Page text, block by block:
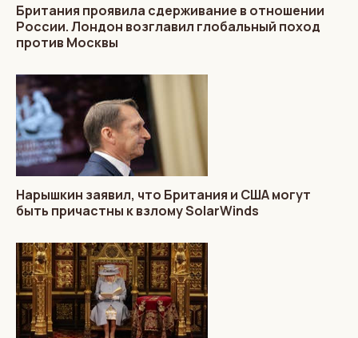
Британия проявила сдерживание в отношении
России. Лондон возглавил глобальный поход
против Москвы
Нарышкин заявил, что Британия и США могут
быть причастны к взлому SolarWinds